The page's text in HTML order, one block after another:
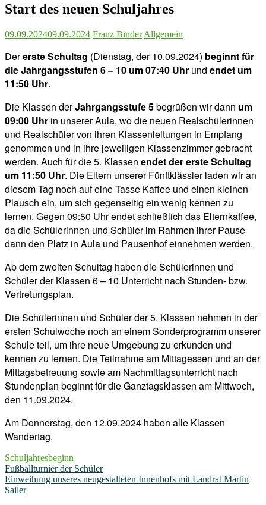
Start des neuen Schuljahres
09.09.202409.09.2024 Franz Binder Allgemein
Dererste Schultag (Dienstag, der 10.09.2024) beginnt für
die Jahrgangsstufen 6 – 10 um 07:40 Uhr und endet um
11:50 Uhr.
Die Klassen derJahrgangsstufe 5begrüßen wir dann um
09:00 Uhr in unserer Aula, wo die neuen Realschülerinnen
und Realschüler von ihren Klassenleitungen in Empfang
genommen und in ihre jeweiligen Klassenzimmer gebracht
werden. Auch für die 5. Klassen endet der erste Schultag
um 11:50 Uhr. Die Eltern unserer Fünftklässler laden wir an
diesem Tag noch auf eine Tasse Kaffee und einen kleinen
Plausch ein, um sich gegenseitig ein wenig kennen zu
lernen. Gegen 09:50 Uhr endet schließlich das Elternkaffee,
da die Schülerinnen und Schüler im Rahmen ihrer Pause
dann den Platz in Aula und Pausenhof einnehmen werden.
Ab dem zweiten Schultag haben die Schülerinnen und
Schüler der Klassen 6 – 10 Unterricht nach Stunden- bzw.
Vertretungsplan.
Die Schülerinnen und Schüler der 5. Klassen nehmen in der
ersten Schulwoche noch an einem Sonderprogramm unserer
Schule teil, um ihre neue Umgebung zu erkunden und
kennen zu lernen. Die Teilnahme am Mittagessen und an der
Mittagsbetreuung sowie am Nachmittagsunterricht nach
Stundenplan beginnt für die Ganztagsklassen am Mittwoch,
den 11.09.2024.
Am Donnerstag, den 12.09.2024 haben alle Klassen
Wandertag.
Schuljahresbeginn
Beitragsnavigation
Fußballturnier der Schüler
Einweihung unseres neugestalteten Innenhofs mit Landrat Martin
Sailer